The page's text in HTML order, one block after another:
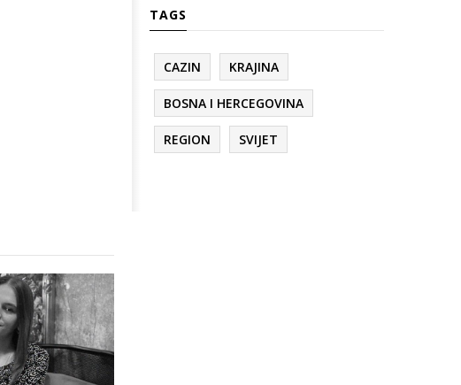
TAGS
CAZIN KRAJINA
BOSNA I HERCEGOVINA
REGION SVIJET